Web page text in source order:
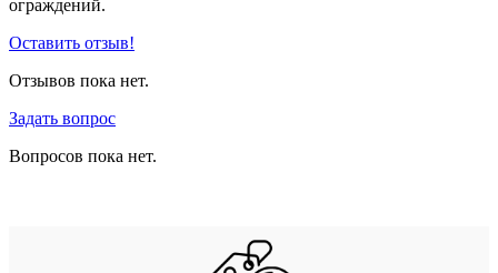
ограждений.
Оставить отзыв!
Отзывов пока нет.
Задать вопрос
Вопросов пока нет.